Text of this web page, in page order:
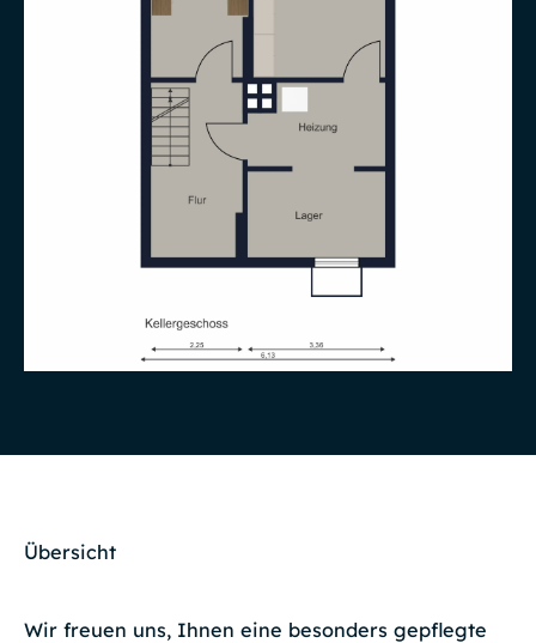
Übersicht
Wir freuen uns, Ihnen eine besonders gepflegte